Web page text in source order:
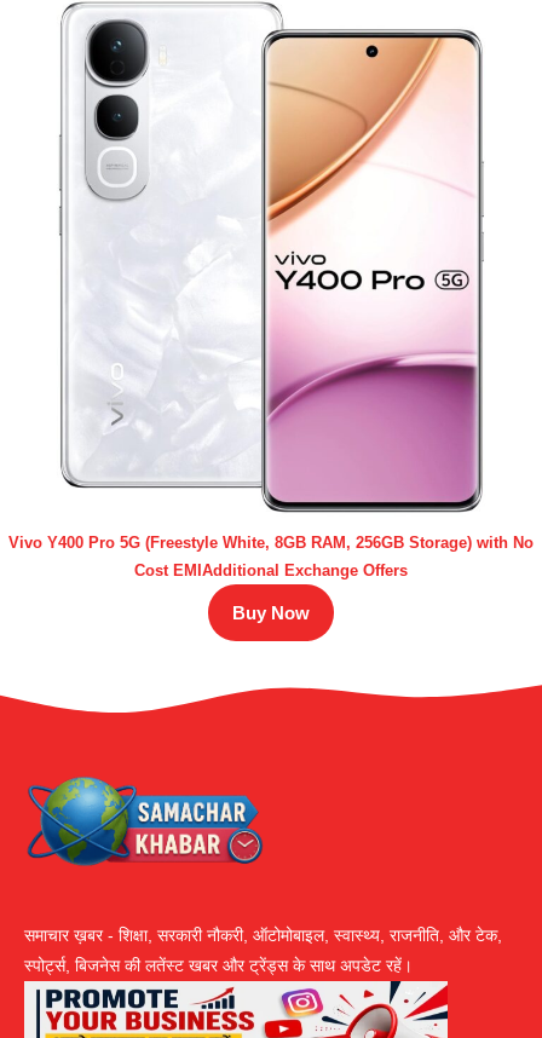
Vivo Y400 Pro 5G (Freestyle White, 8GB RAM, 256GB Storage) with No
Cost EMIAdditional Exchange Offers
Buy Now
समाचार ख़बर - शिक्षा, सरकारी नौकरी, ऑटोमोबाइल, स्वास्थ्य, राजनीति, और टेक,
स्पोर्ट्स, बिजनेस की लतेंस्ट खबर और ट्रेंड्स के साथ अपडेट रहें।